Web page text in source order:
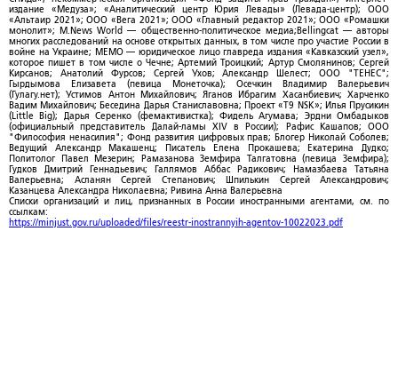
издание «Медуза»; «Аналитический центр Юрия Левады» (Левада-центр); ООО
«Альтаир 2021»; ООО «Вега 2021»; ООО «Главный редактор 2021»; ООО «Ромашки
монолит»; M.News World — общественно-политическое медиа;Bellingcat — авторы
многих расследований на основе открытых данных, в том числе про участие России в
войне на Украине; МЕМО — юридическое лицо главреда издания «Кавказский узел»,
которое пишет в том числе о Чечне; Артемий Троицкий; Артур Смолянинов; Сергей
Кирсанов; Анатолий Фурсов; Сергей Ухов; Александр Шелест; ООО "ТЕНЕС";
Гырдымова Елизавета (певица Монеточка); Осечкин Владимир Валерьевич
(Гулагу.нет); Устимов Антон Михайлович; Яганов Ибрагим Хасанбиевич; Харченко
Вадим Михайлович; Беседина Дарья Станиславовна; Проект «T9 NSK»; Илья Прусикин
(Little Big); Дарья Серенко (фемактивистка); Фидель Агумава; Эрдни Омбадыков
(официальный представитель Далай-ламы XIV в России); Рафис Кашапов; ООО
"Философия ненасилия"; Фонд развития цифровых прав; Блогер Николай Соболев;
Ведущий Александр Макашенц; Писатель Елена Прокашева; Екатерина Дудко;
Политолог Павел Мезерин; Рамазанова Земфира Талгатовна (певица Земфира);
Гудков Дмитрий Геннадьевич; Галлямов Аббас Радикович; Намазбаева Татьяна
Валерьевна; Асланян Сергей Степанович; Шпилькин Сергей Александрович;
Казанцева Александра Николаевна; Ривина Анна Валерьевна
Списки организаций и лиц, признанных в России иностранными агентами, см. по
ссылкам:
https://minjust.gov.ru/uploaded/files/reestr-inostrannyih-agentov-10022023.pdf